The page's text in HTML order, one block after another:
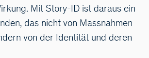
Mit Story-ID ist daraus ein
das nicht von Massnahmen
von der Identität und deren